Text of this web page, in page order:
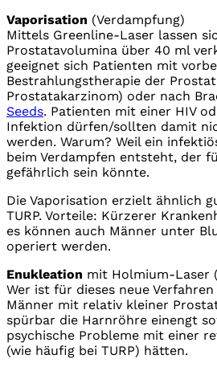
Vaporisation (Verdampfung)
Mittels Greenline-Laser lassen
Prostatavolumina über 40 ml
geeignet sich Patienten mit
Bestrahlungstherapie der
Prostatakarzinom) oder nach
Seeds. Patienten mit einer HIV
Infektion dürfen/sollten damit
werden. Warum? Weil ein
beim Verdampfen entsteht, der
gefährlich sein könnte.
Die Vaporisation erzielt ähnlich
TURP. Vorteile: Kürzerer
es können auch Männer unter
operiert werden.
Enukleation mit Holmium-Laser (
Wer ist für dieses neue
Männer mit relativ kleiner
spürbar die Harnröhre einengt
psychische Probleme mit einer
(wie häufig bei TURP) hätten.